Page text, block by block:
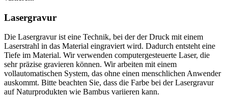
Lasergravur
Die Lasergravur ist eine Technik, bei der der Druck mit einem
Laserstrahl in das Material eingraviert wird. Dadurch entsteht eine
Tiefe im Material. Wir verwenden computergesteuerte Laser, die
sehr präzise gravieren können. Wir arbeiten mit einem
vollautomatischen System, das ohne einen menschlichen Anwender
auskommt. Bitte beachten Sie, dass die Farbe bei der Lasergravur
auf Naturprodukten wie Bambus variieren kann.